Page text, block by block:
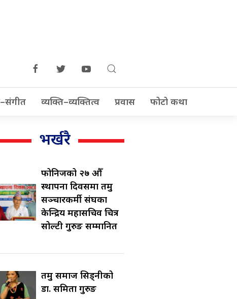
व्यक्ति–व्यक्तित्व प्रवास फोटो कथा
भर्खरै
फोनिजको २७ औँ
स्थापना दिवसमा तमु
सञ्चारकर्मी संघका
केन्द्रिय महासचिव चित्र
सोल्टी गुरुङ सम्मानित
तमु समाज सिड्नीको
डा. समिता गुरुङ